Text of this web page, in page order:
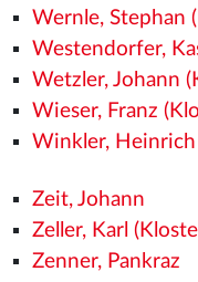
Wernle, Stephan
Westendorfer,
Wetzler, Johann
Wieser, Franz
Winkler,
Zeit, Johann
Zeller, Karl
Zenner, Pankraz